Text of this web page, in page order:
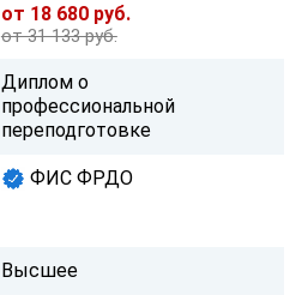
от 18 680 руб.
от 31 133 руб.
Диплом о
профессиональной
переподготовке
ФИС ФРДО
Высшее